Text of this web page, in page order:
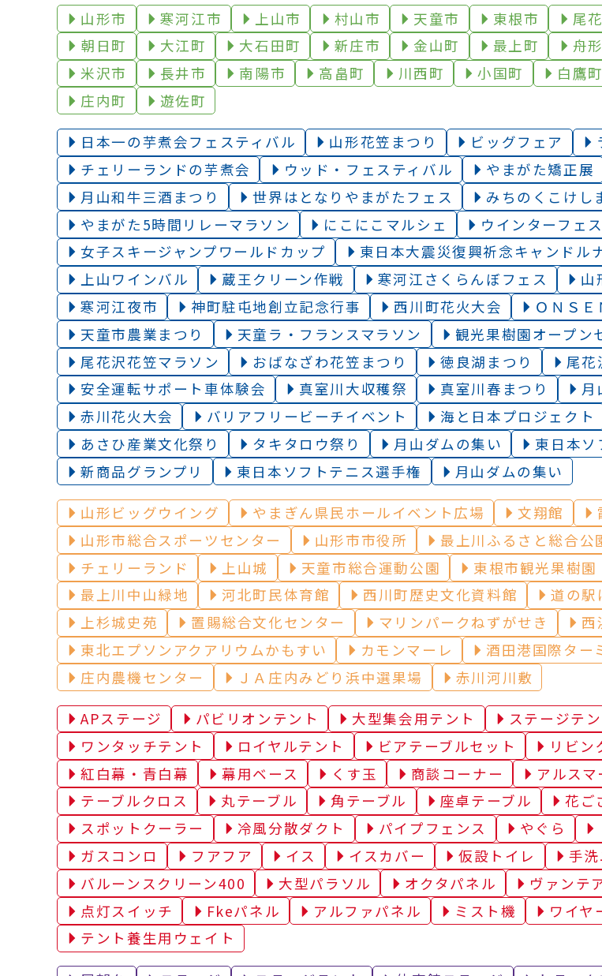
山形市 寒河江市 上山市 村山市 天童市 東根市 尾
朝日町
大江町 大石田町 新庄市 金山町 最上町 舟
米沢市
長井市 南陽市 高畠町 川西町 小国町 白鷹町
庄内町
遊佐町
日本一の芋煮会フェスティバル 山形花笠まつり ビッグフェア
チェリーランドの芋煮会
ウッド・フェスティバル やまがた矯正展
月山和牛三酒まつり
世界はとなりやまがたフェス みちのくこけし
やまがた5時間リレーマラソン
にこにこマルシェ ウインターフェ
女子スキージャンプワールドカップ
東日本大震災復興祈念キャンドル
上山ワインバル
蔵王クリーン作戦 寒河江さくらんぼフェス 山
寒河江夜市
神町駐屯地創立記念行事 西川町花火大会 ＯＮＳＥ
天童市農業まつり
天童ラ・フランスマラソン 観光果樹園オープン
尾花沢花笠マラソン
おばなざわ花笠まつり 徳良湖まつり 尾花
安全運転サポート車体験会
真室川大収穫祭 真室川春まつり 月
赤川花火大会
バリアフリービーチイベント 海と日本プロジェクト
あさひ産業文化祭り
タキタロウ祭り 月山ダムの集い 東日本ソ
新商品グランプリ
東日本ソフトテニス選手権 月山ダムの集い
山形ビッグウイング やまぎん県民ホールイベント広場 文翔館
山形市総合スポーツセンター
山形市市役所 最上川ふるさと総合公
チェリーランド
上山城 天童市総合運動公園 東根市観光果樹園
最上川中山緑地
河北町民体育館 西川町歴史文化資料館 道の駅
上杉城史苑
置賜総合文化センター マリンパークねずがせき 西
東北エプソンアクアリウムかもすい
カモンマーレ 酒田港国際ター
庄内農機センター
ＪＡ庄内みどり浜中選果場 赤川河川敷
APステージ パビリオンテント 大型集会用テント ステージテン
ワンタッチテント
ロイヤルテント ビアテーブルセット リビン
紅白幕・青白幕
幕用ベース くす玉 商談コーナー アルスマ
テーブルクロス
丸テーブル 角テーブル 座卓テーブル 花ご
スポットクーラー
冷風分散ダクト パイプフェンス やぐら
ガスコンロ
フアフア イス イスカバー 仮設トイレ 手
バルーンスクリーン400
大型パラソル オクタパネル ヴァンテ
点灯スイッチ
Fkeパネル アルファパネル ミスト機 ワイヤ
テント養生用ウェイト